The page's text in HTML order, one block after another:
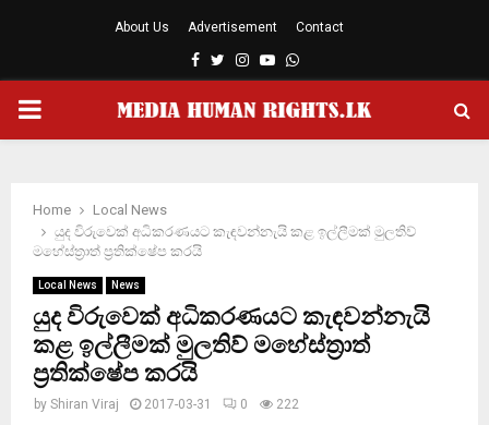
About Us Advertisement Contact
Facebook
TwitterInstagram
YoutubeWhatsapp
PRIMARY
Home
Local News
යුද විරුවෙක් අධිකරණයට කැඳවන්නැයි කළ ඉල්ලීමක් මුලතිව්
මහේස්ත‍්‍රාත් ප‍්‍රතික්ෂේප කරයි
Local News News
යුද විරුවෙක් අධිකරණයට කැඳවන්නැයි
කළ ඉල්ලීමක් මුලතිව් මහේස්ත‍්‍රාත්
ප‍්‍රතික්ෂේප කරයි
by Shiran Viraj 2017-03-31 0 222